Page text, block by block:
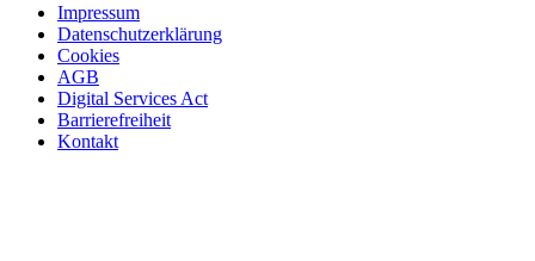
Impressum
Datenschutzerklärung
Cookies
AGB
Digital Services Act
Barrierefreiheit
Kontakt